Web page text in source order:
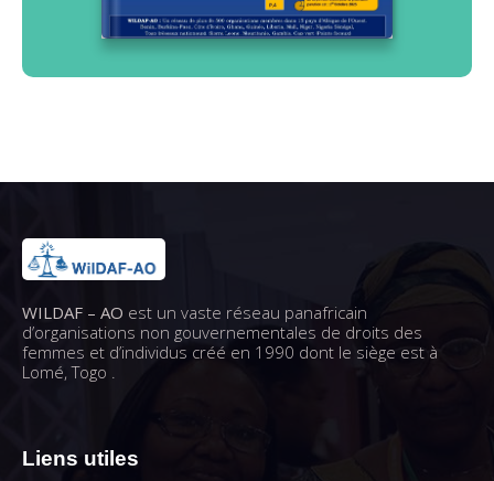
WILDAF – AO est un vaste réseau panafricain
d’organisations non gouvernementales de droits des
femmes et d’individus créé en 1990 dont le siège est à
Lomé, Togo .
Liens utiles